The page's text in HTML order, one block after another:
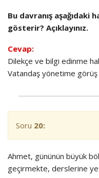
Bu davranış aşağıdaki
gösterir? Açıklayınız.
Cevap:
Dilekçe ve bilgi edinme
Vatandaş yönetime
Soru 20:
Ahmet, gününün büyük
geçirmekte, derslerine